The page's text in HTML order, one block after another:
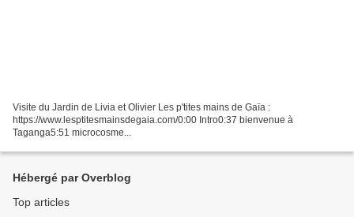
Visite du Jardin de Livia et Olivier Les p'tites mains de Gaïa :
https://www.lesptitesmainsdegaia.com/0:00 Intro0:37 bienvenue à
Taganga5:51 microcosme...
Hébergé par Overblog
Top articles